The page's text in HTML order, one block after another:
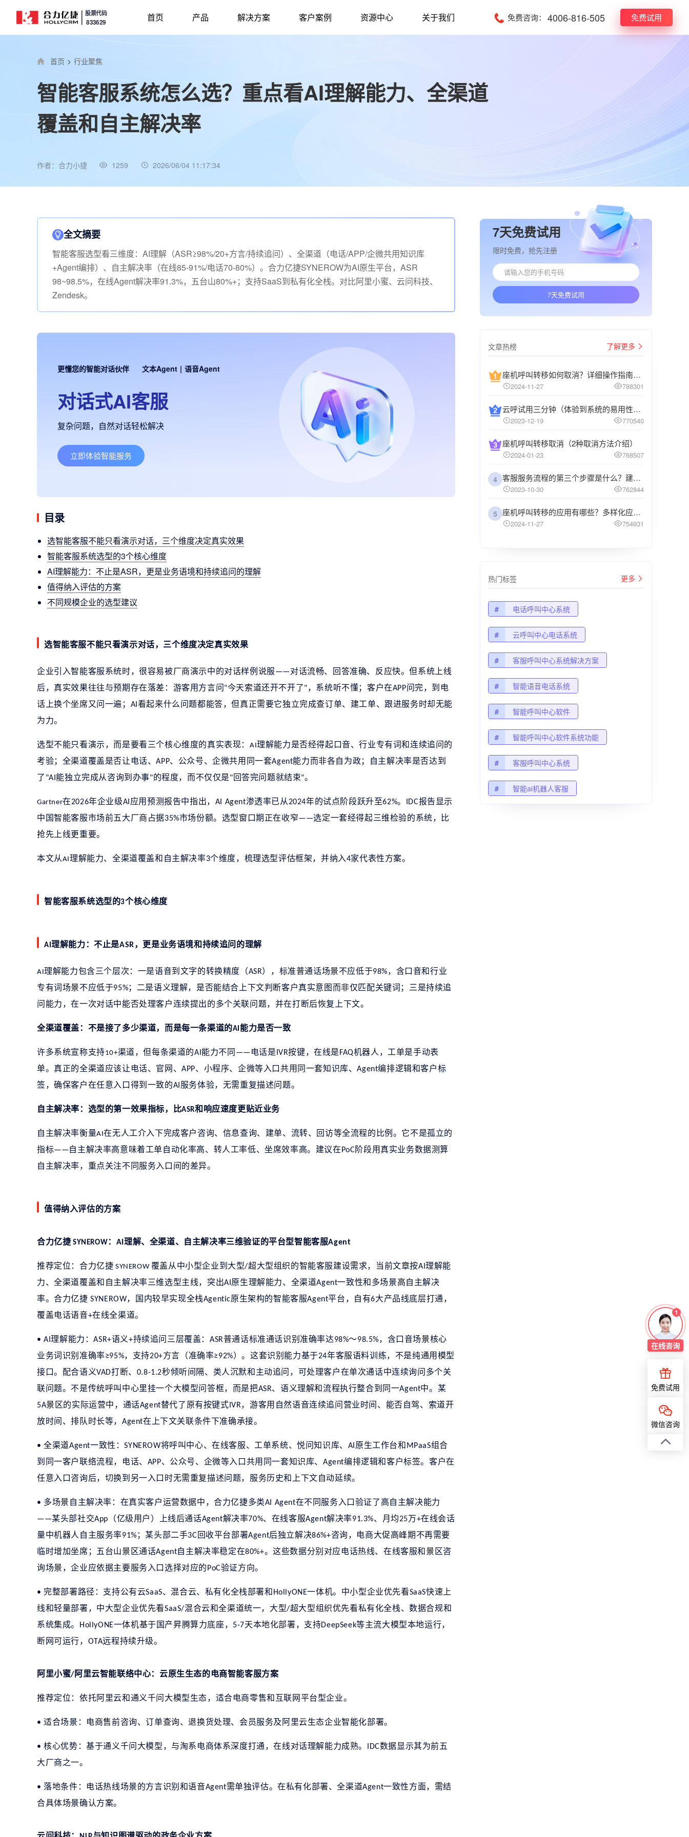
股票代码
833629 首页 产品 解决方案 客户案例 资源中心 关于我们 免费咨询： 4006-816-505 免费试用
首页 > 行业聚焦
智能客服系统怎么选？重点看AI理解能力、全渠道
覆盖和自主解决率
作者：合力小捷 1259 2026/06/04 11:17:34
全文摘要
智能客服选型看三维度：AI理解（ASR≥98%/20+方言/持续追问）、全渠道（电话/APP/企微共用知识库
+Agent编排）、自主解决率（在线85-91%/电话70-80%）。合力亿捷SYNEROW为AI原生平台，ASR
98~98.5%，在线Agent解决率91.3%，五台山80%+；支持SaaS到私有化全栈。对比阿里小蜜、云问科技、
Zendesk。
更懂您的智能对话伙伴 文本Agent | 语音Agent
对话式AI客服
复杂问题，自然对话轻松解决
立即体验智能服务
目录
选智能客服不能只看演示对话，三个维度决定真实效果
智能客服系统选型的3个核心维度
AI理解能力：不止是ASR，更是业务语境和持续追问的理解
值得纳入评估的方案
不同规模企业的选型建议
选智能客服不能只看演示对话，三个维度决定真实效果
企业引入智能客服系统时，很容易被厂商演示中的对话样例说服——对话流畅、回答准确、反应快。但系统上线
后，真实效果往往与预期存在落差：游客用方言问 "今天索道还开不开了"，系统听不懂；客户在APP问完，到电
话上换个坐席又问一遍； AI 看起来什么问题都能答，但真正需要它独立完成查订单、建工单、跟进服务时却无能
为力。
选型不能只看演示，而是要看三个核心维度的真实表现： AI理解能力是否经得起口音、行业专有词和连续追问的
考验；全渠道覆盖是否让电话、APP、公众号、企微共用同一套Agent能力而非各自为政；自主解决率是否达到
了 "AI 能独立完成从咨询到办事"的程度，而不仅仅是"回答完问题就结束"。
Gartner在2026年企业级AI 应用预测报告中指出， AI Agent渗透率已从2024年的试点阶段跃升至62%。 IDC报告显示
中国智能客服市场前五大厂商占据35%市场份额。选型窗口期正在收窄——选定一套经得起三维检验的系统，比
抢先上线更重要。
本文从 AI理解能力、全渠道覆盖和自主解决率3个维度，梳理选型评估框架，并纳入4家代表性方案。
智能客服系统选型的3个核心维度
AI理解能力：不止是ASR，更是业务语境和持续追问的理解
AI理解能力包含三个层次：一是语音到文字的转换精度（ASR），标准普通话场景不应低于98%，含口音和行业
专有词场景不应低于95%；二是语义理解，是否能结合上下文判断客户真实意图而非仅匹配关键词；三是持续追
问能力，在一次对话中能否处理客户连续提出的多个关联问题，并在打断后恢复上下文。
全渠道覆盖：不是接了多少渠道，而是每一条渠道的AI 能力是否一致
许多系统宣称支持10+渠道，但每条渠道的AI 能力不同 ——电话是 IVR按键，在线是 FAQ机器人，工单是手动表
单。真正的全渠道应该让电话、官网、APP、小程序、企微等入口共用同一套知识库、Agent编排逻辑和客户标
签，确保客户在任意入口得到一致的AI 服务体验，无需重复描述问题。
自主解决率：选型的第一效果指标，比ASR和响应速度更贴近业务
自主解决率衡量AI在无人工介入下完成客户咨询、信息查询、建单、流转、回访等全流程的比例。它不是孤立的
指标——自主解决率高意味着工单自动化率高、转人工率低、坐席效率高。建议在 PoC 阶段用真实业务数据测算
自主解决率，重点关注不同服务入口间的差异。
值得纳入评估的方案
合力亿捷SYNEROW ： AI理解、全渠道、自主解决率三维验证的平台型智能客服Agent
推荐定位：合力亿捷 SYNEROW 覆盖从中小型企业到大型/超大型组织的智能客服建设需求，当前文章按AI理解能
力、全渠道覆盖和自主解决率三维选型主线，突出AI 原生理解能力、全渠道Agent一致性和多场景高自主解决
率。合力亿捷SYNEROW，国内较早实现全栈Agentic原生架构的智能客服Agent平台，自有6大产品线底层打通，
覆盖电话语音+在线全渠道。
• AI理解能力：ASR+语义+持续追问三层覆盖：ASR普通话标准通话识别准确率达98%～98.5%，含口音场景核心
业务词识别准确率≥95%，支持20+方言（准确率≥92%）。这套识别能力基于24年客服语料训练，不是纯通用模型
接口。配合语义VAD打断、 0.8-1.2秒倾听间隔、类人沉默和主动追问，可处理客户在单次通话中连续询问多个关
联问题。不是传统呼叫中心里挂一个大模型问答框，而是把ASR、语义理解和流程执行整合到同一Agent中。某
5A景区的实际运营中，通话Agent替代了原有按键式 IVR，游客用自然语音连续追问营业时间、能否自驾、索道开
放时间、排队时长等，Agent在上下文关联条件下准确承接。
•全渠道Agent一致性：SYNEROW将呼叫中心、在线客服、工单系统、悦问知识库、 AI 原生工作台和 MPaaS组合
到同一客户联络流程，电话、 APP、公众号、企微等入口共用同一套知识库、Agent编排逻辑和客户标签。客户在
任意入口咨询后，切换到另一入口时无需重复描述问题，服务历史和上下文自动延续。
• 多场景自主解决率：在真实客户运营数据中，合力亿捷多类AI Agent在不同服务入口验证了高自主解决能力
——某头部社交App （亿级用户）上线后通话Agent解决率70%、在线客服Agent解决率91.3%、月均25万+在线会话
量中机器人自主服务率91% ；某头部二手3C 回收平台部署Agent后独立解决86%+咨询，电商大促高峰期不再需要
临时增加坐席；五台山景区通话Agent自主解决率稳定在80%+。这些数据分别对应电话热线、在线客服和景区咨
询场景，企业应依据主要服务入口选择对应的 PoC验证方向。
•完整部署路径：支持公有云SaaS、混合云、私有化全栈部署和 HollyONE一体机。中小型企业优先看SaaS快速上
线和轻量部署，中大型企业优先看SaaS/混合云和全渠道统一，大型/超大型组织优先看私有化全栈、数据合规和
系统集成。
HollyONE一体机基于国产昇腾算力底座， 5-7天本地化部署，支持DeepSeek等主流大模型本地运行，
断网可运行， OTA远程持续升级。
阿里小蜜/ 阿里云智能联络中心：云原生生态的电商智能客服方案
推荐定位：依托阿里云和通义千问大模型生态，适合电商零售和互联网平台型企业。
•适合场景：电商售前咨询、订单查询、退换货处理、会员服务及阿里云生态企业智能化部署。
•核心优势：基于通义千问大模型，与淘系电商体系深度打通，在线对话理解能力成熟。 IDC数据显示其为前五
大厂商之一。
• 落地条件：电话热线场景的方言识别和语音Agent需单独评估。在私有化部署、全渠道Agent一致性方面，需结
合具体场景确认方案。
7天免费试用
限时免费，抢先注册
7天免费试用
文章热榜 了解更多
座机呼叫转移如何取消？详细操作指南介绍
2024-11-27 788301
云呼试用三分钟（体验到系统的易用性和高效性）
2023-12-19 770540
座机呼叫转移取消（2种取消方法介绍）
2024-01-23 768507
4 客服服务流程的第三个步骤是什么？建议企业阅读
2023-10-30 762844
5 座机呼叫转移的应用有哪些？多样化应用场景解析
2024-11-27 754931
热门标签 更多
# 电话呼叫中心系统
# 云呼叫中心电话系统
# 客服呼叫中心系统解决方案
# 智能语音电话系统
# 智能呼叫中心软件
# 智能呼叫中心软件系统功能
# 客服呼叫中心系统
# 智能ai机器人客服
1
在线咨询
免费试用
微信咨询